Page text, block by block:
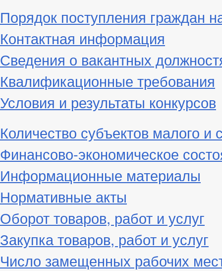
Порядок поступления граждан
Контактная информация
Сведения о вакантных
Квалификационные требования
Условия и результаты конкурсов
Количество субъектов малого и
Финансово-экономическое
Информационные материалы
Нормативные акты
Оборот товаров, работ и услуг
Закупка товаров, работ и услуг
Число замещенных рабочих